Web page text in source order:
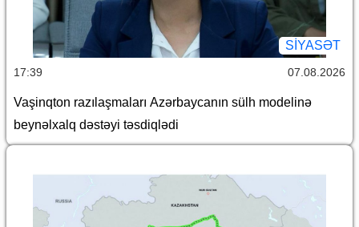
SİYASƏT
17:39 07.08.2026
Vaşinqton razılaşmaları Azərbaycanın sülh modelinə
beynəlxalq dəstəyi təsdiqlədi